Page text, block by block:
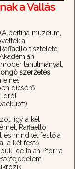
a Vallás
múzeum,
a
tisztelete
tanulmányát,
szerzetes
eines
dícsérő
így a két
Raffaello
mindkét festő a
a két festő
de talán Pforr a